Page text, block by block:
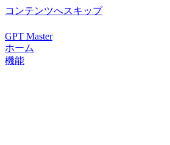
コンテンツへスキップ
GPT Master
ホーム
機能